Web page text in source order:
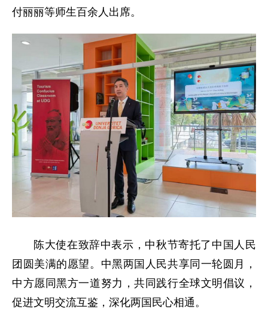
付丽丽等师生百余人出席。
陈大使在致辞中表示，中秋节寄托了中国人民
团圆美满的愿望。中黑两国人民共享同一轮圆月，
中方愿同黑方一道努力，共同践行全球文明倡议，
促进文明交流互鉴，深化两国民心相通。